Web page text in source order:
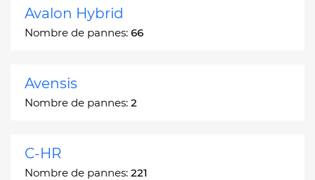
Avalon Hybrid
Nombre de pannes: 66
Avensis
Nombre de pannes: 2
C-HR
Nombre de pannes: 221